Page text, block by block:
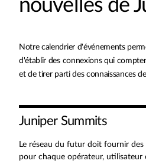
nouvelles de
Notre calendrier d'événements
d'établir des connexions qui
et de tirer parti des connaissances
Juniper Summits
Le réseau du futur doit fournir des
pour chaque opérateur, utilisateur